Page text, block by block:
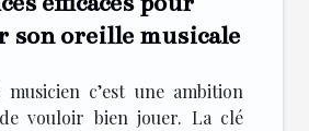
son oreille musicale
c’est une ambition
vouloir bien jouer. La clé